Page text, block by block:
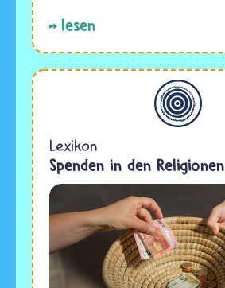
lesen
Allgemein
Lexikon
Spenden in den Religionen